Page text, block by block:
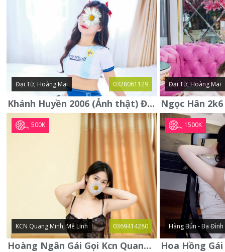
Đại Từ, Hoàng Mai 0328061129
Khánh Huyền 2006 (Ảnh thật) Đại từ - Hoàng Mai
Đại Từ, Hoàng Mai
500K
KCN Quang Minh, Mê Linh 0369414280
Hoàng Ngân Gái Gọi Kcn Quang Minh - Mê Linh . Hàng Vip Lần Đầu
1500K
Hàng Bún - Ba Đình